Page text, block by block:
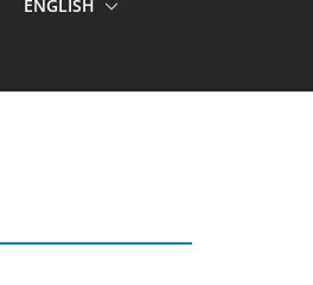
ENGLISH